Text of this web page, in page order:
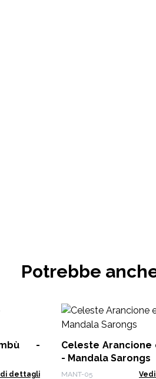
Potrebbe
-
dettagli
Celeste Arancione
- Mandala Sarongs
MANT-05